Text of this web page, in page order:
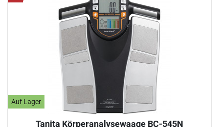
Auf Lager
Tanita Körperanalysewaage BC-545N